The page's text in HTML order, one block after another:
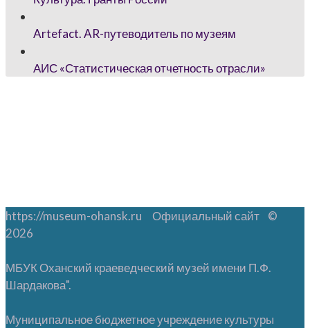
Artefact. AR-путеводитель по музеям
АИС «Статистическая отчетность отрасли»
https://museum-ohansk.ru Официальный сайт ©
2026
МБУК Оханский краеведческий музей имени П.Ф.
Шардакова".
Муниципальное бюджетное учреждение культуры